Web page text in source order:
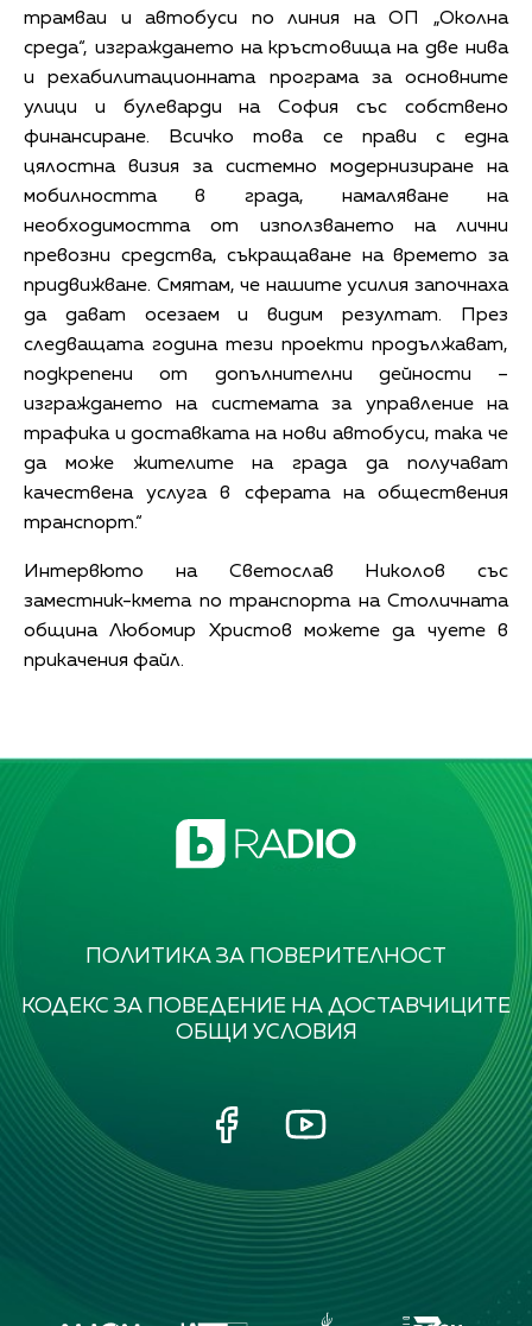
трамваи и автобуси по линия на ОП „Околна
среда“, изграждането на кръстовища на две нива
и рехабилитационната програма за основните
улици и булеварди на София със собствено
финансиране. Всичко това се прави с една
цялостна визия за системно модернизиране на
мобилността в града, намаляване на
необходимостта от използването на лични
превозни средства, съкращаване на времето за
придвижване. Смятам, че нашите усилия започнаха
да дават осезаем и видим резултат. През
следващата година тези проекти продължават,
подкрепени от допълнителни дейности –
изграждането на системата за управление на
трафика и доставката на нови автобуси, така че
да може жителите на града да получават
качествена услуга в сферата на обществения
транспорт.“
Интервюто на Светослав Николов със
заместник-кмета по транспорта на Столичната
община Любомир Христов можете да чуете в
прикачения файл.
ПОЛИТИКА ЗА ПОВЕРИТЕЛНОСТ
КОДЕКС ЗА ПОВЕДЕНИЕ НА ДОСТАВЧИЦИТЕ
ОБЩИ УСЛОВИЯ